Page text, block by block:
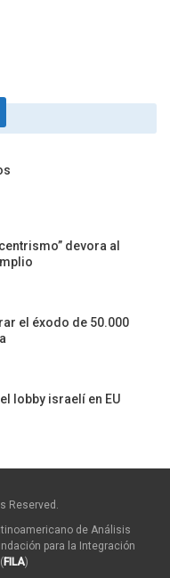
devora al
el éxodo de 50.000
lobby israelí en EU
Reserved.
de Análisis
para la Integración
FILA)